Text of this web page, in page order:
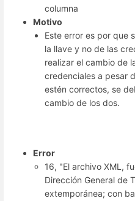
columna
Motivo
Este error es por que
la llave y no de las
realizar el cambio de
credenciales a pesar
estén correctos, se
cambio de los dos.
Error
16, "El archivo XML,
Dirección General de
extemporánea; con